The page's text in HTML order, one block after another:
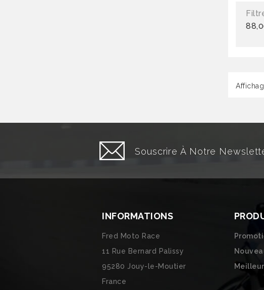
Souscrire À Notre
INFORMATIONS
Fred Moto Race
11 Rue Bernard Palissy
95280 Jouy-le-Moutier
France